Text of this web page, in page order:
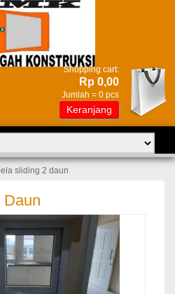
Shopping cart:
Rp 0,00
Jumlah = 0 pcs
Keranjang
sliding 2 daun